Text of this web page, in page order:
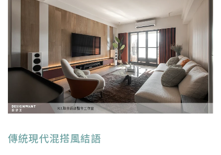
傳統現代混搭風結語